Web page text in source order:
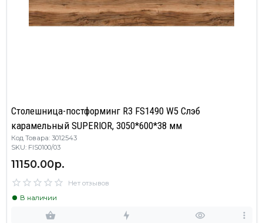
Столешница-постформинг R3 FS1490 W5 Слэб
карамельный SUPERIOR, 3050*600*38 мм
Код Товара: 3012543
SKU: FIS0100/03
11150.00р.
Нет отзывов
В наличии